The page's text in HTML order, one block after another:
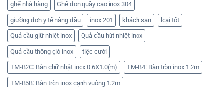
ghế nhà hàng Ghế đon quầy cao inox 304
giường đơn y tế nâng đầu inox 201 khách sạn loại tốt
Quả cầu giữ nhiệt inox Quả cầu hút nhiệt inox
Quả cầu thông gió inox tiệc cưới
TM-B2C: Bàn chữ nhật inox 0.6X1.0(m) TM-B4: Bàn tròn inox 1.2m
TM-B5B: Bàn tròn inox cạnh vuông 1.2m